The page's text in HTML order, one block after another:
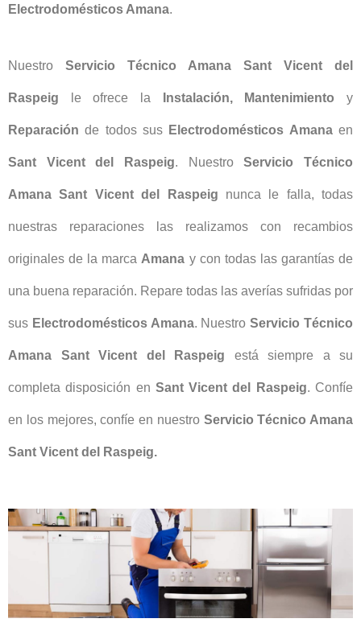
Electrodomésticos Amana.
Nuestro Servicio Técnico Amana Sant Vicent del
Raspeig le ofrece la Instalación, Mantenimiento y
Reparación de todos sus Electrodomésticos Amanaen
Sant Vicent del Raspeig. NuestroServicio Técnico
Amana Sant Vicent del Raspeig nunca le falla, todas
nuestras reparaciones las realizamos con recambios
originales de la marca Amana y con todas las garantías de
una buena reparación. Repare todas las averías sufridas por
sus Electrodomésticos Amana. NuestroServicio Técnico
Amana Sant Vicent del Raspeig está siempre a su
completa disposición en Sant Vicent del Raspeig. Confíe
en los mejores, confíe en nuestro Servicio Técnico Amana
Sant Vicent del Raspeig.